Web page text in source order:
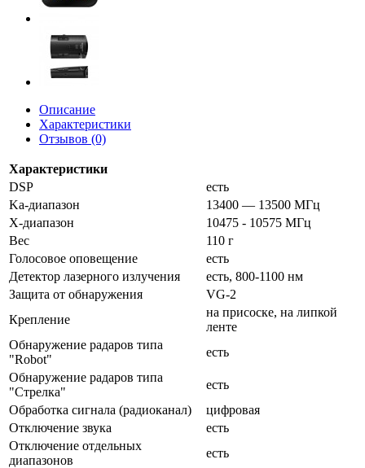
Описание
Характеристики
Отзывов (0)
Характеристики
DSP
есть
Ka-диапазон
13400 — 13500 МГц
X-диапазон
10475 - 10575 МГц
Вес
110 г
Голосовое оповещение
есть
Детектор лазерного излучения
есть, 800-1100 нм
Защита от обнаружения
VG-2
Крепление
на присоске, на липкой
ленте
Обнаружение радаров типа
"Robot"
есть
Обнаружение радаров типа
"Стрелка"
есть
Обработка сигнала (радиоканал)
цифровая
Отключение звука
есть
Отключение отдельных
диапазонов
есть